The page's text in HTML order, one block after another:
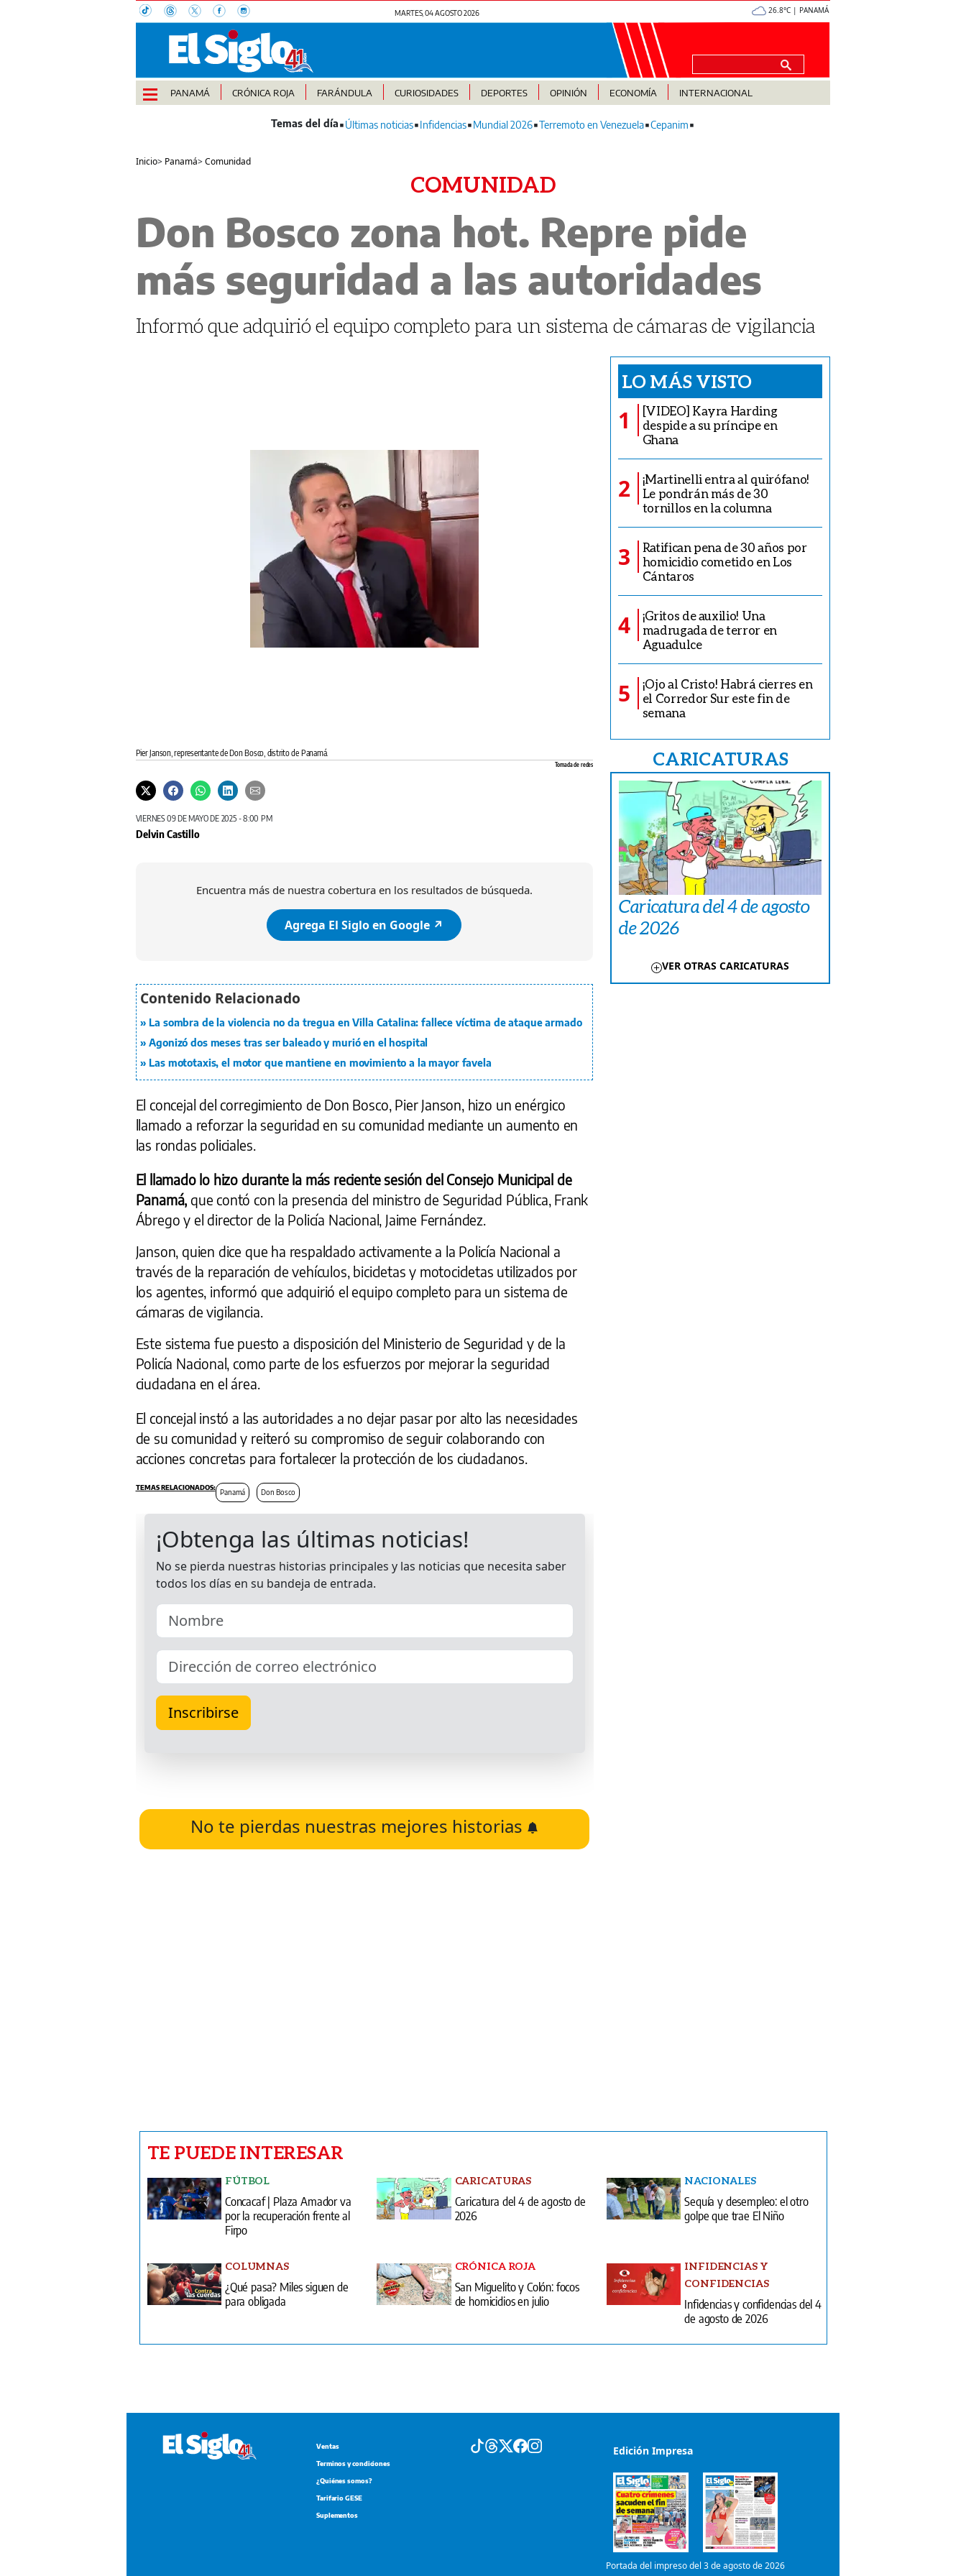
MARTES, 04 AGOSTO 2026 26.8°C | PANAMÁ
PANAMÁ CRÓNICA ROJA FARÁNDULA CURIOSIDADES DEPORTES OPINIÓN ECONOMÍA INTERNACIONAL
Últimas noticias Infidencias Mundial 2026 Terremoto en Venezuela Cepanim
Inicio> Panamá>Comunidad
COMUNIDAD
Don Bosco zona hot. Repre pide
más seguridad a las autoridades
Informó que adquirió el equipo completo para un sistema de cámaras de vigilancia
Pier Janson, representante de Don Bosco, distrito de Panamá.
Tomada de redes
VIERNES 09 DE MAYO DE 2025 - 8:00 PM
Delvin Castillo
Encuentra más de nuestra cobertura en los resultados de búsqueda.
Agrega El Siglo en Google ↗️
La sombra de la violencia no da tregua en Villa Catalina: fallece víctima de ataque armado
Agonizó dos meses tras ser baleado y murió en el hospital
Las mototaxis, el motor que mantiene en movimiento a la mayor favela
El concejal del corregimiento de Don Bosco, Pier Janson, hizo un enérgico
llamado a reforzar la seguridad en su comunidad mediante un aumento en
las rondas policiales.
El llamado lo hizo durante la más reciente sesión del Consejo Municipal de
Panamá, que contó con la presencia del ministro de Seguridad Pública, Frank
Ábrego y el director de la Policía Nacional, Jaime Fernández.
Janson, quien dice que ha respaldado activamente a la Policía Nacional a
través de la reparación de vehículos, bicicletas y motocicletas utilizados por
los agentes, informó que adquirió el equipo completo para un sistema de
cámaras de vigilancia.
Este sistema fue puesto a disposición del Ministerio de Seguridad y de la
Policía Nacional, como parte de los esfuerzos por mejorar la seguridad
ciudadana en el área.
El concejal instó a las autoridades a no dejar pasar por alto las necesidades
de su comunidad y reiteró su compromiso de seguir colaborando con
acciones concretas para fortalecer la protección de los ciudadanos.
Panamá Don Bosco
No te pierdas nuestras mejores historias
LO MÁS VISTO
1
[VIDEO] Kayra Harding
despide a su príncipe en
Ghana
2
¡Martinelli entra al quirófano!
Le pondrán más de 30
tornillos en la columna
3
Ratifican pena de 30 años por
homicidio cometido en Los
Cántaros
4
¡Gritos de auxilio! Una
madrugada de terror en
Aguadulce
5
¡Ojo al Cristo! Habrá cierres en
el Corredor Sur este fin de
semana
CARICATURAS
Caricatura del 4 de agosto
de 2026
VER OTRAS CARICATURAS
TE PUEDE INTERESAR
FÚTBOL
Concacaf | Plaza Amador va
por la recuperación frente al
Firpo
CARICATURAS
Caricatura del 4 de agosto de
2026
NACIONALES
Sequía y desempleo: el otro
golpe que trae El Niño
COLUMNAS
¿Qué pasa? Miles siguen de
para obligada
CRÓNICA ROJA
San Miguelito y Colón: focos
de homicidios en julio
INFIDENCIAS Y
CONFIDENCIAS
Infidencias y confidencias del 4
de agosto de 2026
Suplementos
Portada del impreso del 3 de agosto de 2026